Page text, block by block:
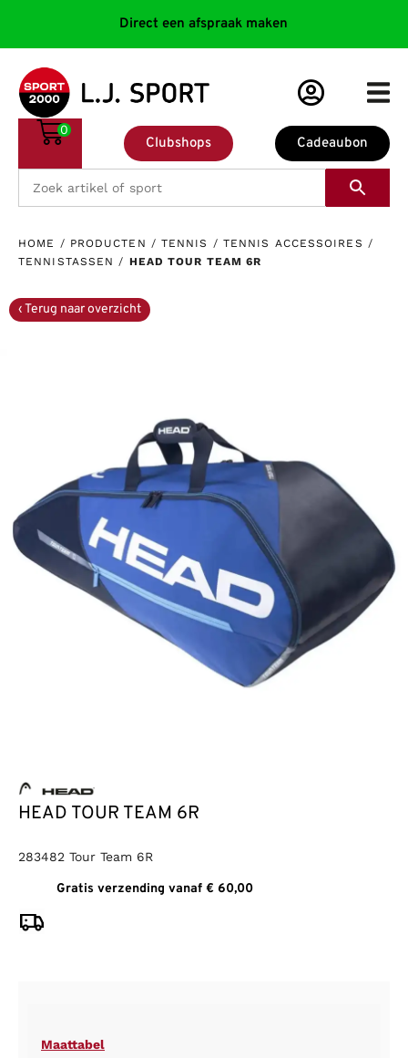
Direct een afspraak maken
Cadeaubon
Clubshops
0
HOME / PRODUCTEN / TENNIS / TENNIS ACCESSOIRES /
TENNISTASSEN / HEAD TOUR TEAM 6R
HEAD TOUR TEAM 6R
283482 Tour Team 6R
Gratis verzending vanaf € 60,00
Maattabel